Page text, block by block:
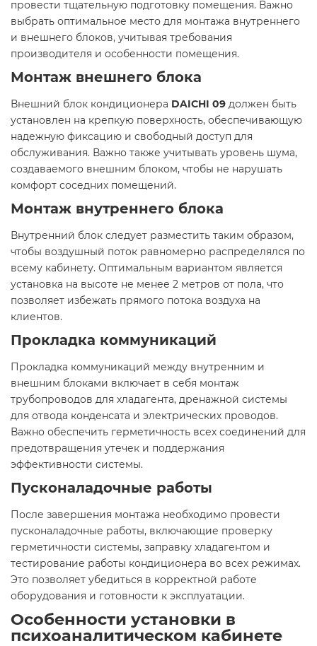
провести тщательную подготовку помещения. Важно
выбрать оптимальное место для монтажа внутреннего
и внешнего блоков, учитывая требования
производителя и особенности помещения.
Монтаж внешнего блока
Внешний блок кондиционера DAICHI 09 должен быть
установлен на крепкую поверхность, обеспечивающую
надежную фиксацию и свободный доступ для
обслуживания. Важно также учитывать уровень шума,
создаваемого внешним блоком, чтобы не нарушать
комфорт соседних помещений.
Монтаж внутреннего блока
Внутренний блок следует разместить таким образом,
чтобы воздушный поток равномерно распределялся по
всему кабинету. Оптимальным вариантом является
установка на высоте не менее 2 метров от пола, что
позволяет избежать прямого потока воздуха на
клиентов.
Прокладка коммуникаций
Прокладка коммуникаций между внутренним и
внешним блоками включает в себя монтаж
трубопроводов для хладагента, дренажной системы
для отвода конденсата и электрических проводов.
Важно обеспечить герметичность всех соединений для
предотвращения утечек и поддержания
эффективности системы.
Пусконаладочные работы
После завершения монтажа необходимо провести
пусконаладочные работы, включающие проверку
герметичности системы, заправку хладагентом и
тестирование работы кондиционера во всех режимах.
Это позволяет убедиться в корректной работе
оборудования и готовности к эксплуатации.
Особенности установки в
психоаналитическом кабинете